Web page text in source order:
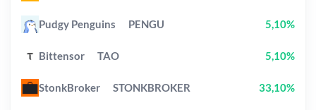
Pudgy Penguins PENGU 5,10%
Bittensor TAO 5,10%
StonkBroker STONKBROKER 33,10%